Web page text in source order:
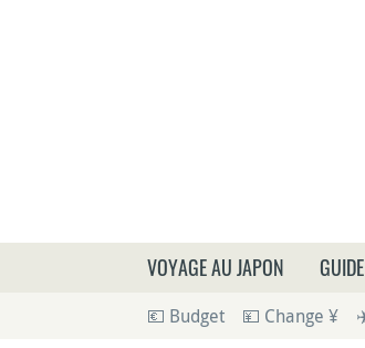
VOYAGE AU JAPON
💶 Budget 💴 Change ¥